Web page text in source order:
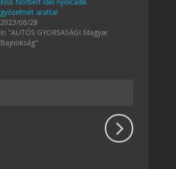
győzelmét aratta!
2023/06/28
In "AUTÓS GYORSASÁGI Magyar
Bajnokság"